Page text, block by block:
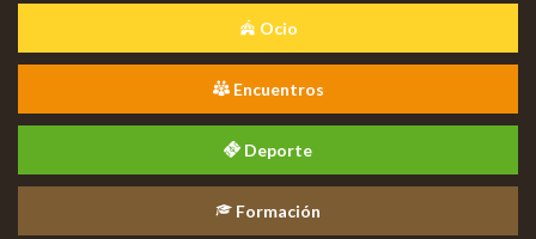
Ocio
Encuentros
Deporte
Formación